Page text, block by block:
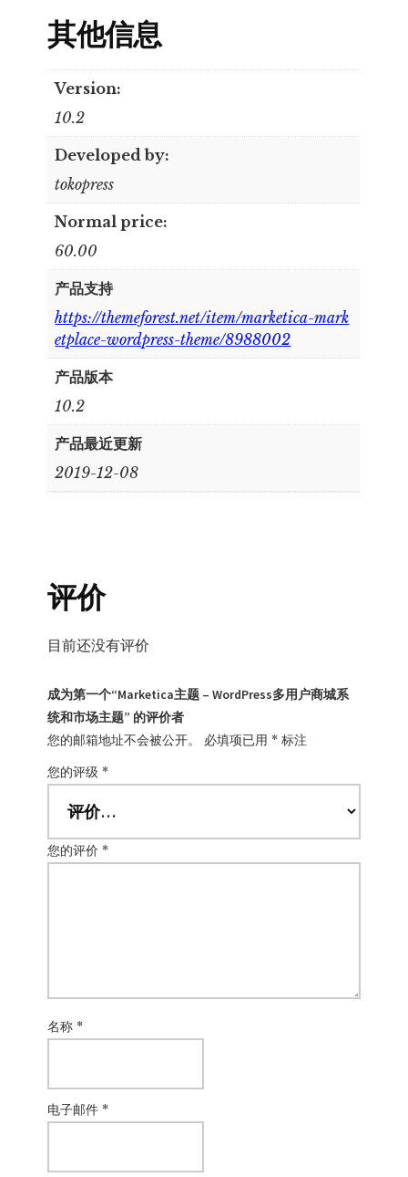
其他信息
Version:
10.2
Developed by:
tokopress
Normal price:
60.00
产品支持
https://themeforest.net/item/marketica-mark
etplace-wordpress-theme/8988002
产品版本
10.2
产品最近更新
2019-12-08
评价
目前还没有评价
成为第一个“Marketica主题 – WordPress多用户商城系
统和市场主题” 的评价者
您的邮箱地址不会被公开。
必填项已用 * 标注
您的评级 *
您的评价 *
名称 *
电子邮件 *